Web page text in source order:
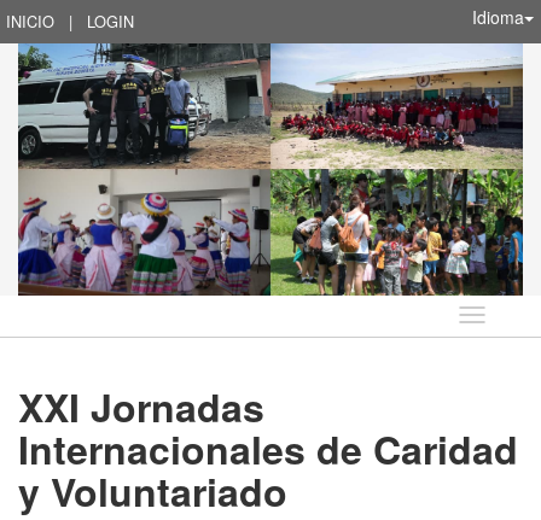
INICIO | LOGIN Idioma
Idioma
XXI Jornadas
Internacionales de Caridad
y Voluntariado